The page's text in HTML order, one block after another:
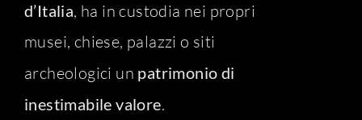
d’Italia, ha in custodia nei propri
musei, chiese, palazzi o siti
archeologici un patrimonio di
inestimabile valore.